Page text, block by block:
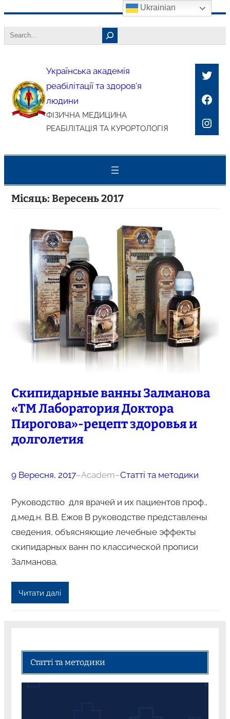
до
Search
Українська академія
реабілітації та здоров'я
людини
ФІЗИЧНА МЕДИЦИНА
РЕАБІЛІТАЦІЯ ТА КУРОРТОЛОГІЯ
Місяць: Вересень 2017
Скипидарные ванны Залманова
«ТМ Лаборатория Доктора
Пирогова»-рецепт здоровья и
долголетия
9 Вересня, 2017–Academ–Статті та методики
Руководство для врачей и их пациентов проф.,
д.мед.н. В.В. Ежов В руководстве представлены
сведения, объясняющие лечебные эффекты
скипидарных ванн по классической прописи
Залманова.
Читати далі
Статті та методики
Ukrainian